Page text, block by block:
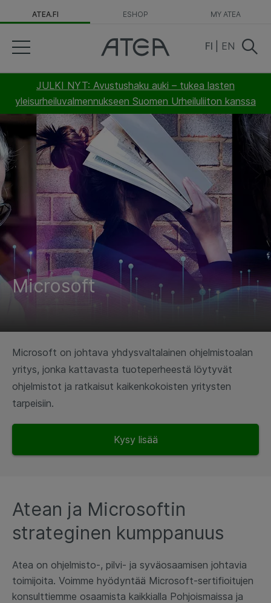
ATEA.FI ESHOP MY ATEA
JULKI NYT: Avustushaku auki – tukea lasten
yleisurheiluvalmennukseen Suomen Urheiluliiton kanssa
FI EN
Microsoft
Microsoft on johtava yhdysvaltalainen ohjelmistoalan
yritys, jonka kattavasta tuoteperheestä löytyvät
ohjelmistot ja ratkaisut kaikenkokoisten yritysten
tarpeisiin.
Kysy lisää
Atean ja Microsoftin
strateginen kumppanuus
Atea on ohjelmisto-, pilvi- ja syväosaamisen johtavia
toimijoita. Voimme hyödyntää Microsoft-sertifioitujen
konsulttiemme osaamista kaikkialla Pohjoismaissa ja